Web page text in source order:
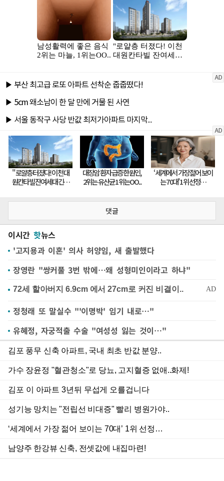
댓글
이시간 핫뉴스
'고지용과 이혼' 의사 허양임, 새 출발했다
장영란 "쌍커풀 3번 밖에…왜 성형미인이라고 하냐"
정청래 또 말실수 "'이명박' 임기 내로…"
유혜정, 자궁적출 수술 "여성성 잃는 것이…"